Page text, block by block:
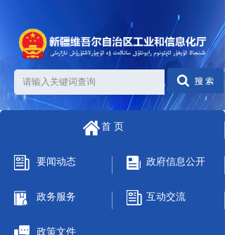
首 页
要闻动态 政府信息公开
政务服务 互动交流
政策文件